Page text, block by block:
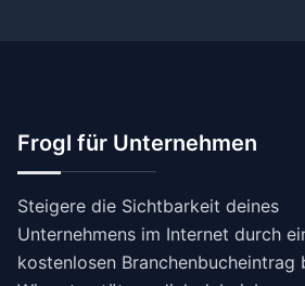
Frogl für Unternehmen
Steigere die Sichtbarkeit deines
Unternehmens im Internet durch
kostenlosen Branchenbucheintrag